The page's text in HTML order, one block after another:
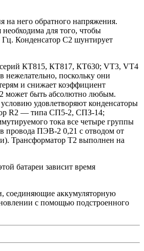
на него обратного напряжения.
для того, чтобы
Гц. Конденсатор С2 шунтирует
КТ815, КТ817, КТ630; VT3, VT4
поскольку они
и снижает коэффициент
может быть абсолютно любым.
удовлетворяют конденсаторы
R2 — типа СП5-2, СПЗ-14;
тока все четыре группы
провода ПЭВ-2 0,21 с отводом от
Трансформатор Т2 выполнен на
батареи зависит время
соединяющие аккумуляторную
с помощью подстроенного